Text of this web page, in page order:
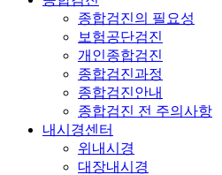
종합검진의 필요성
보험공단검진
개인종합검진
종합검진과정
종합검진안내
종합검진 전 주의사항
내시경센터
위내시경
대장내시경